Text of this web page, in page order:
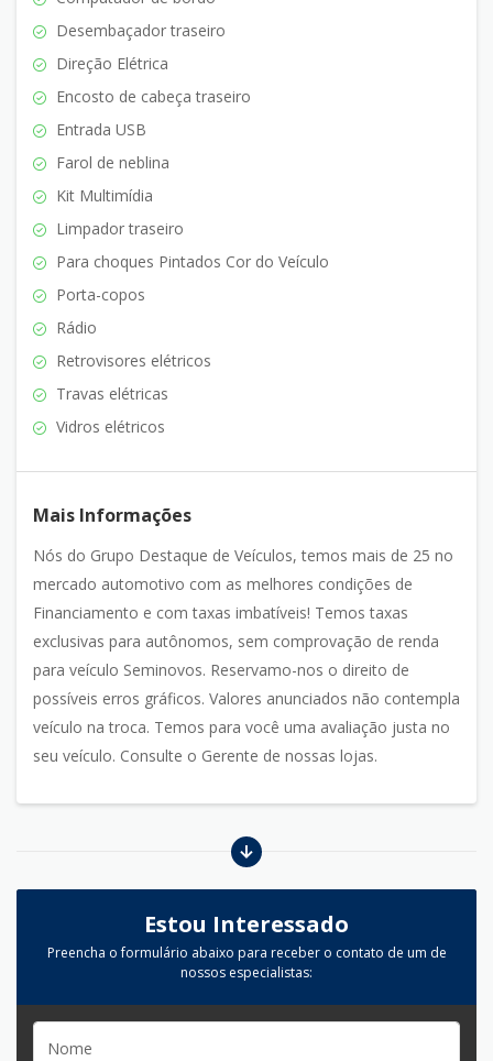
Desembaçador traseiro
Direção Elétrica
Encosto de cabeça traseiro
Entrada USB
Farol de neblina
Kit Multimídia
Limpador traseiro
Para choques Pintados Cor do Veículo
Porta-copos
Rádio
Retrovisores elétricos
Travas elétricas
Vidros elétricos
Mais Informações
Nós do Grupo Destaque de Veículos, temos mais de 25 no
mercado automotivo com as melhores condições de
Financiamento e com taxas imbatíveis! Temos taxas
exclusivas para autônomos, sem comprovação de renda
para veículo Seminovos. Reservamo-nos o direito de
possíveis erros gráficos. Valores anunciados não contempla
veículo na troca. Temos para você uma avaliação justa no
seu veículo. Consulte o Gerente de nossas lojas.
Estou Interessado
Preencha o formulário abaixo para receber o contato de um de
nossos especialistas: